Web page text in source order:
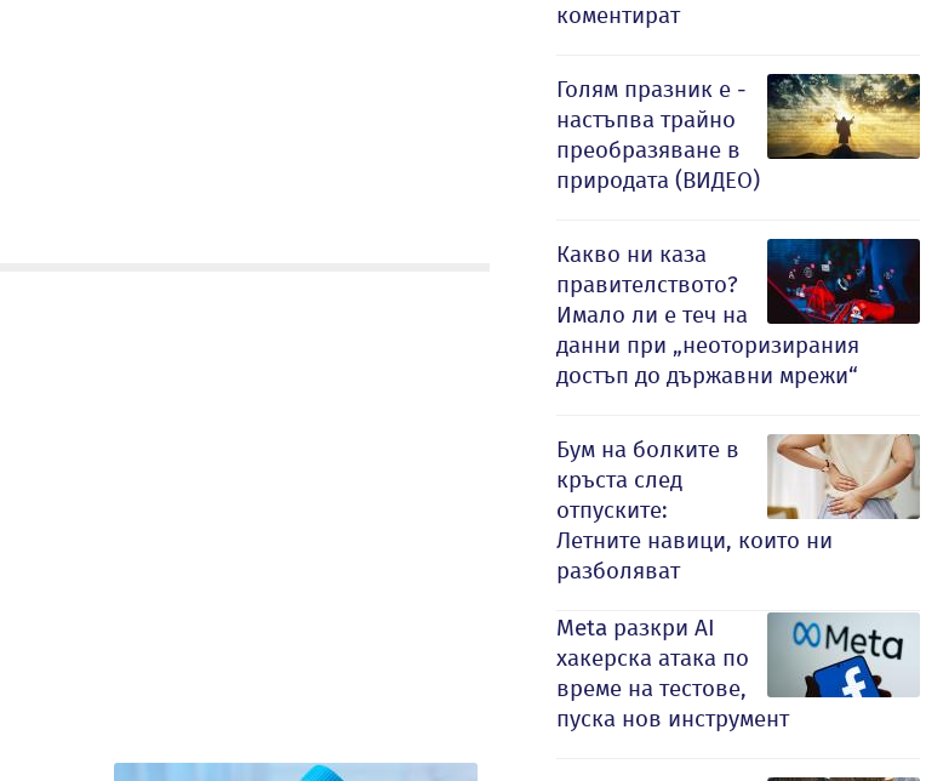
коментират
Голям празник е -
настъпва трайно
преобразяване в
природата (ВИДЕО)
Какво ни каза
правителството?
Имало ли е теч на
данни при „неоторизирания
достъп до държавни мрежи“
Бум на болките в
кръста след
отпуските:
Летните навици, които ни
разболяват
Meta разкри AI
хакерска атака по
време на тестове,
пуска нов инструмент